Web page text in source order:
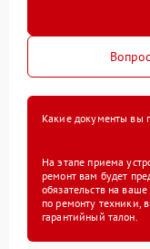
Какие документы вы
На этапе приема
ремонт вам будет
обязательств на
по ремонту техники,
гарантийный талон.